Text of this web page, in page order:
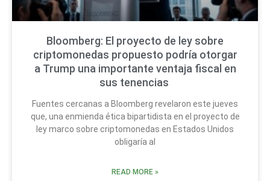
Bloomberg: El proyecto de ley sobre
criptomonedas propuesto podría otorgar
a Trump una importante ventaja fiscal en
sus tenencias
Fuentes cercanas a Bloomberg revelaron este jueves
que, una enmienda ética bipartidista en el proyecto de
ley marco sobre criptomonedas en Estados Unidos
obligaría al
READ MORE »